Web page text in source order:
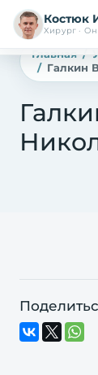
Костюк
Хирург ·
Главная
Галкин